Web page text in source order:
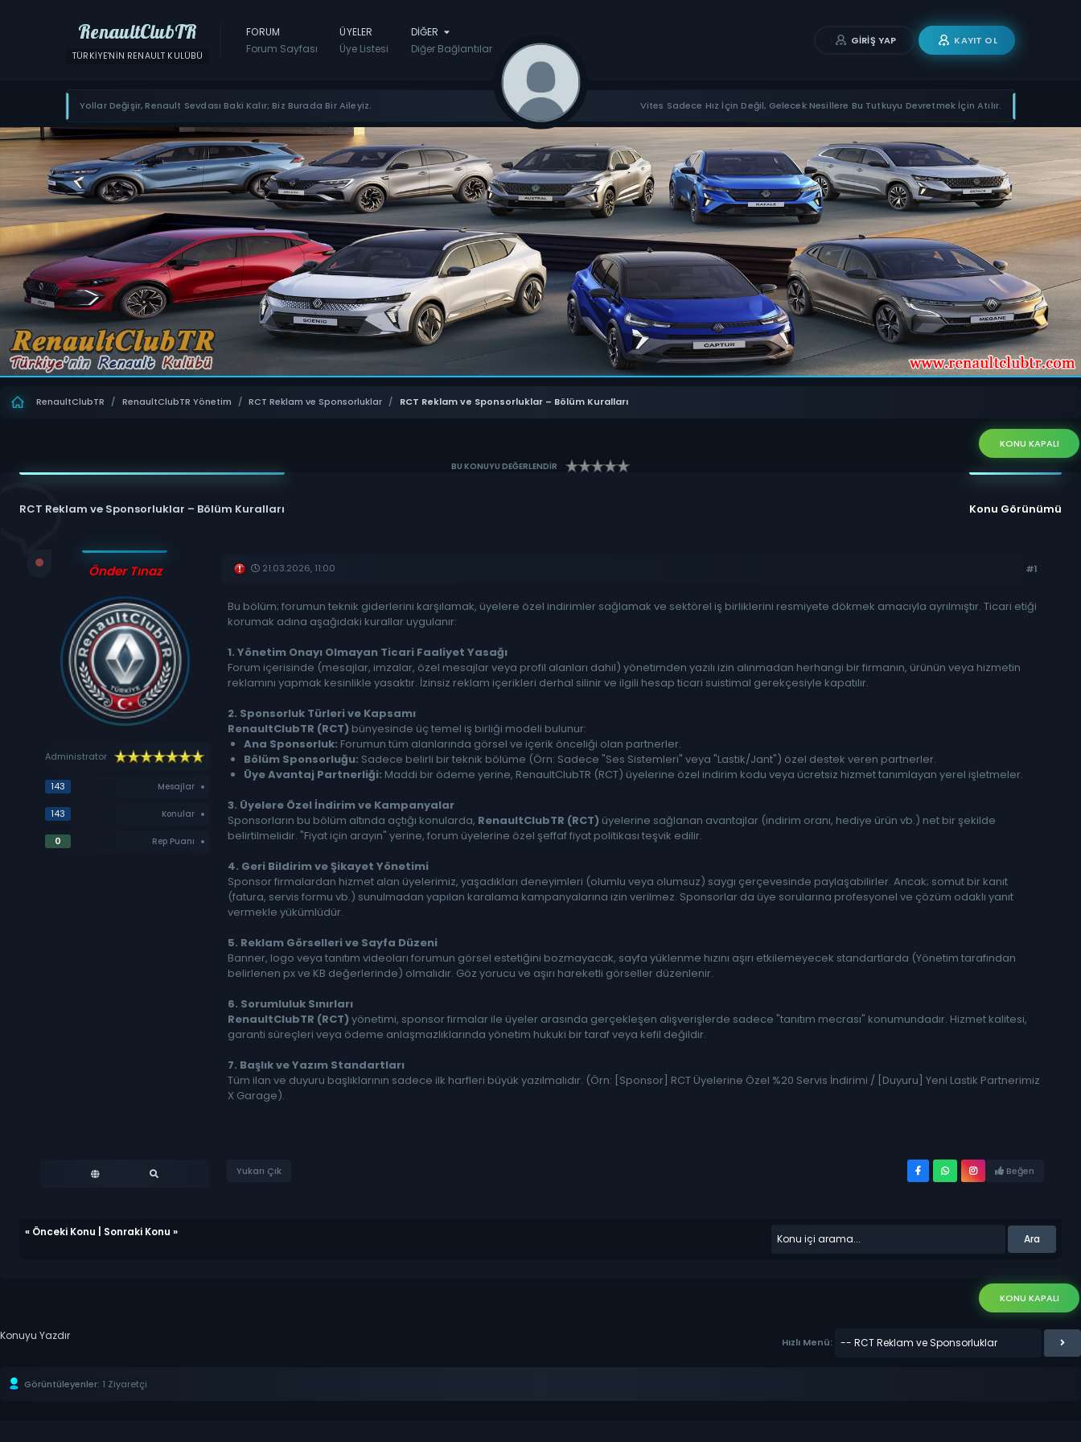
RenaultClubTR
TÜRKIYE'NIN RENAULT KULÜBÜ
FORUM
Forum Sayfası
ÜYELER
Üye Listesi
DIĞER
Diğer Bağlantılar
GIRIŞ YAP KAYIT OL
Yollar Değişir, Renault Sevdası Baki Kalır; Biz Burada Bir Aileyiz. Vites Sadece Hız İçin Değil, Gelecek Nesillere Bu Tutkuyu Devretmek İçin Atılır.
RenaultClubTR / RenaultClubTR Yönetim / RCT Reklam ve Sponsorluklar / RCT Reklam ve Sponsorluklar – Bölüm Kuralları
KONU KAPALI
BU KONUYU DEĞERLENDİR
Konu Görünümü
RCT Reklam ve Sponsorluklar – Bölüm Kuralları
Önder Tınaz
Administrator
143 Mesajlar
143 Konular
0 Rep Puanı
21.03.2026, 11:00 #1
Bu bölüm; forumun teknik giderlerini karşılamak, üyelere özel indirimler sağlamak ve sektörel iş birliklerini resmiyete dökmek amacıyla ayrılmıştır. Ticari etiği
korumak adına aşağıdaki kurallar uygulanır:
1. Yönetim Onayı Olmayan Ticari Faaliyet Yasağı
Forum içerisinde (mesajlar, imzalar, özel mesajlar veya profil alanları dahil) yönetimden yazılı izin alınmadan herhangi bir firmanın, ürünün veya hizmetin
reklamını yapmak kesinlikle yasaktır. İzinsiz reklam içerikleri derhal silinir ve ilgili hesap ticari suistimal gerekçesiyle kapatılır.
2. Sponsorluk Türleri ve Kapsamı
RenaultClubTR (RCT) bünyesinde üç temel iş birliği modeli bulunur:
Ana Sponsorluk: Forumun tüm alanlarında görsel ve içerik önceliği olan partnerler.
Bölüm Sponsorluğu: Sadece belirli bir teknik bölüme (Örn: Sadece "Ses Sistemleri" veya "Lastik/Jant") özel destek veren partnerler.
Üye Avantaj Partnerliği: Maddi bir ödeme yerine, RenaultClubTR (RCT) üyelerine özel indirim kodu veya ücretsiz hizmet tanımlayan yerel işletmeler.
3. Üyelere Özel İndirim ve Kampanyalar
Sponsorların bu bölüm altında açtığı konularda, RenaultClubTR (RCT) üyelerine sağlanan avantajlar (indirim oranı, hediye ürün vb.) net bir şekilde
belirtilmelidir. "Fiyat için arayın" yerine, forum üyelerine özel şeffaf fiyat politikası teşvik edilir.
4. Geri Bildirim ve Şikayet Yönetimi
Sponsor firmalardan hizmet alan üyelerimiz, yaşadıkları deneyimleri (olumlu veya olumsuz) saygı çerçevesinde paylaşabilirler. Ancak; somut bir kanıt
(fatura, servis formu vb.) sunulmadan yapılan karalama kampanyalarına izin verilmez. Sponsorlar da üye sorularına profesyonel ve çözüm odaklı yanıt
vermekle yükümlüdür.
5. Reklam Görselleri ve Sayfa Düzeni
Banner, logo veya tanıtım videoları forumun görsel estetiğini bozmayacak, sayfa yüklenme hızını aşırı etkilemeyecek standartlarda (Yönetim tarafından
belirlenen px ve KB değerlerinde) olmalıdır. Göz yorucu ve aşırı hareketli görseller düzenlenir.
6. Sorumluluk Sınırları
RenaultClubTR (RCT) yönetimi, sponsor firmalar ile üyeler arasında gerçekleşen alışverişlerde sadece "tanıtım mecrası" konumundadır. Hizmet kalitesi,
garanti süreçleri veya ödeme anlaşmazlıklarında yönetim hukuki bir taraf veya kefil değildir.
7. Başlık ve Yazım Standartları
Tüm ilan ve duyuru başlıklarının sadece ilk harfleri büyük yazılmalıdır. (Örn: [Sponsor] RCT Üyelerine Özel %20 Servis İndirimi / [Duyuru] Yeni Lastik Partnerimiz
X Garage).
Yukarı Çık Beğen
« Önceki Konu Sonraki Konu »
KONU KAPALI
Konuyu Yazdır
Hızlı Menü:
Görüntüleyenler: 1 Ziyaretçi